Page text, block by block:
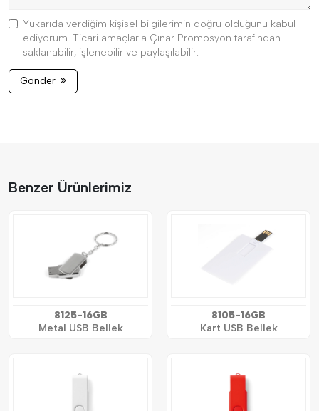
Yukarıda verdiğim kişisel bilgilerimin doğru olduğunu kabul
ediyorum. Ticari amaçlarla Çınar Promosyon tarafından
saklanabilir, işlenebilir ve paylaşılabilir.
Gönder
Benzer Ürünlerimiz
8125-16GB
Metal USB Bellek
8105-16GB
Kart USB Bellek